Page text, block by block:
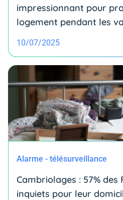
impressionnant pour
logement pendant les
10/07/2025
Alarme - télésurveillance
Cambriolages : 57% des
inquiets pour leur